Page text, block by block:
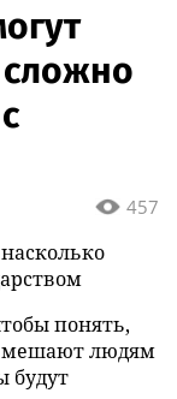
сложно
457
понять,
мешают людям
будут